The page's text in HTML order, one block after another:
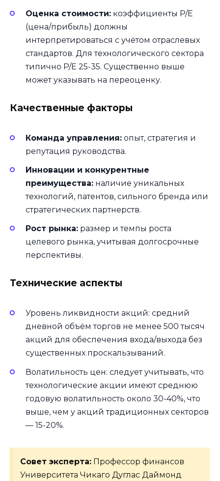
Оценка стоимости: коэффициенты P/E
(цена/прибыль) должны
интерпретироваться с учётом отраслевых
стандартов. Для технологического сектора
типично P/E 25-35. Существенно выше
может указывать на переоценку.
Качественные факторы
Команда управления: опыт, стратегия и
репутация руководства.
Инновации и конкурентные
преимущества: наличие уникальных
технологий, патентов, сильного бренда или
стратегических партнерств.
Рост рынка: размер и темпы роста
целевого рынка, учитывая долгосрочные
перспективы.
Технические аспекты
Уровень ликвидности акций: средний
дневной объём торгов не менее 500 тысяч
акций для обеспечения входа/выхода без
существенных проскальзываний.
Волатильность цен: следует учитывать, что
технологические акции имеют среднюю
годовую волатильность около 30-40%, что
выше, чем у акций традиционных секторов
— 15-20%.
Совет эксперта: Профессор финансов
Университета Чикаго Дуглас Даймонд